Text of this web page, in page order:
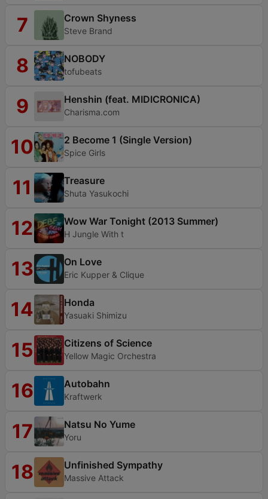
7 Crown Shyness
Steve Brand
8 NOBODY
tofubeats
9 Henshin (feat. MIDICRONICA)
Charisma.com
10 2 Become 1 (Single Version)
Spice Girls
11 Treasure
Shuta Yasukochi
12 Wow War Tonight (2013 Summer)
H Jungle With t
13 On Love
Eric Kupper & Clique
14 Honda
Yasuaki Shimizu
15 Citizens of Science
Yellow Magic Orchestra
16 Autobahn
Kraftwerk
17 Natsu No Yume
Yoru
18 Unfinished Sympathy
Massive Attack